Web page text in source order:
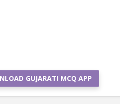
GUJARATI MCQ APP